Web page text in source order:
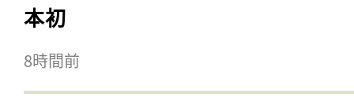
本初
8時間前